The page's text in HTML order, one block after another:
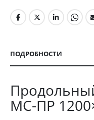
ПОДРОБНОСТИ
МС-ПР